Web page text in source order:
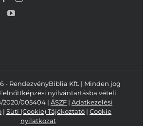
- RendezvényBiblia Kft. | Minden jog
nyilvántartásba vételi
2020/005404 | ÁSZF | Adatkezelési
| Süti (Cookie) Tájékoztató | Cookie
nyilatkozat